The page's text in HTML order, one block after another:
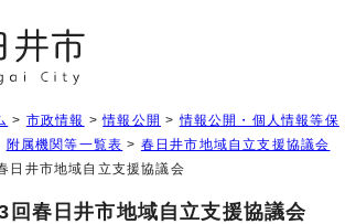
> 市政情報 >情報公開 >情報公開・個人情報等保
附属機関等一覧表 > 春日井市地域自立支援協議会
日井市地域自立支援協議会
回春日井市地域自立支援協議会